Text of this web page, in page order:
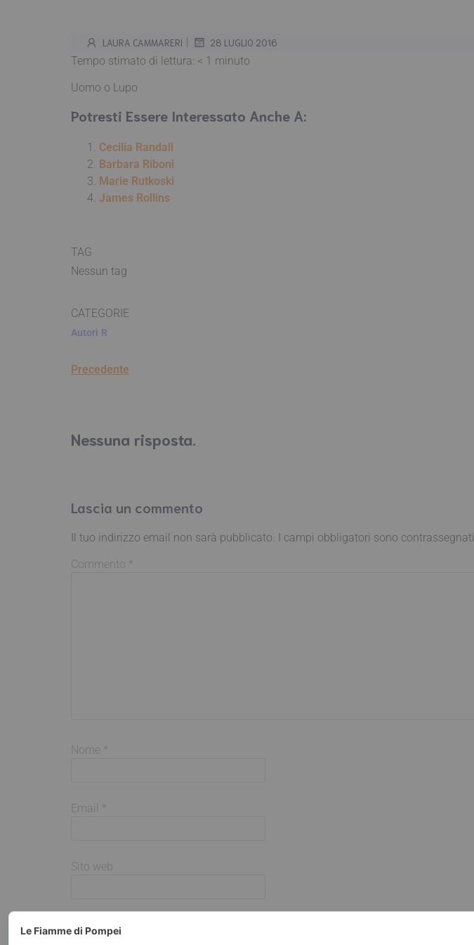
LAURA CAMMARERI | 28 LUGLIO 2016
Tempo stimato di lettura: < 1 minuto
Uomo o Lupo
Potresti Essere Interessato Anche A:
Cecilia Randall
Barbara Riboni
Marie Rutkoski
James Rollins
TAG
Nessun tag
CATEGORIE
Autori R
Precedente
Nessuna risposta.
Lascia un commento
Il tuo indirizzo email non sarà pubblicato. I campi obbligatori sono contrassegnati
Commento *
Nome *
Email *
Sito web